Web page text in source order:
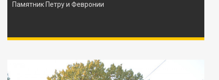
Памятник Петру и Февронии